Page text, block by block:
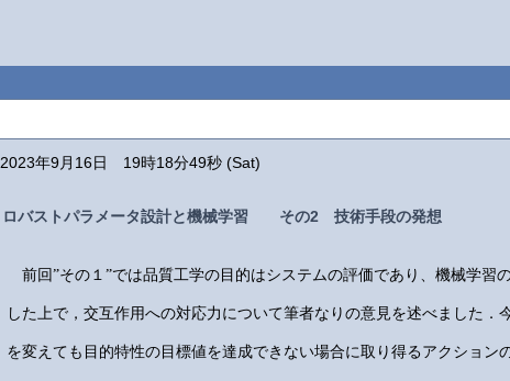
2023年9月16日 19時18分49秒 (Sat)
ロバストパラメータ設計と機械学習 その2 技術手段の発想
前回”その１”では品質工学の目的はシステムの評価であり、機械学習
した上で，交互作用への対応力について筆者なりの意見を述べました．
を変えても目的特性の目標値を達成できない場合に取り得るアクション